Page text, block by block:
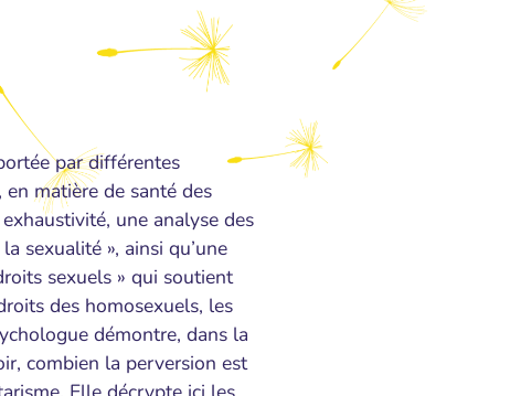
par différentes
matière de santé des
une analyse des
sexualité », ainsi qu’une
sexuels » qui soutient
des homosexuels, les
démontre, dans la
combien la perversion est